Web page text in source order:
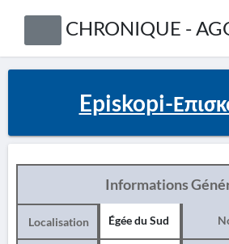
CHRONIQUE -
Episkopi-
Informations
Localisation Égée du Sud